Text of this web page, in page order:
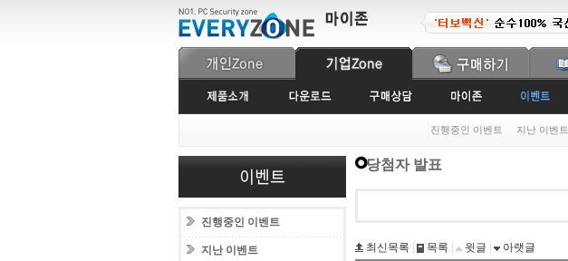
진행중인 이벤트 지난 이벤트
진행중인 이벤트
지난 이벤트
당첨자 발표
최신목록 목록 윗글
아랫글